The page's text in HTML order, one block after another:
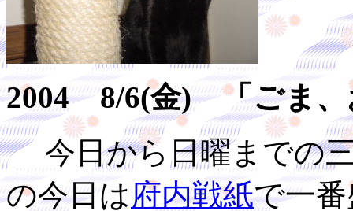
2004 8/6(金) 「ごま、
今日から日曜までの三
の今日は府内戦紙で一